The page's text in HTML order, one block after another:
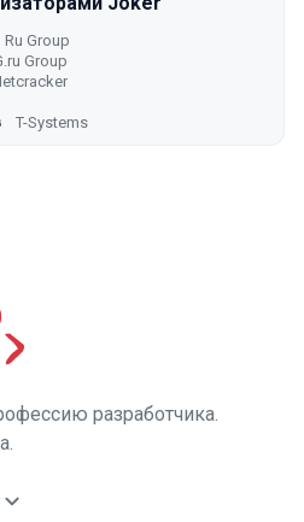
Ru Group
Group
T-Systems
разработчика.